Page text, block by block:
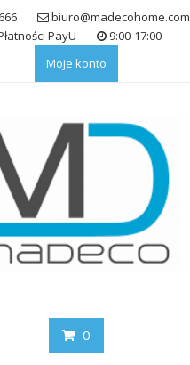
biuro@madecohome.com
PayU
9:00-17:00
Moje konto
0